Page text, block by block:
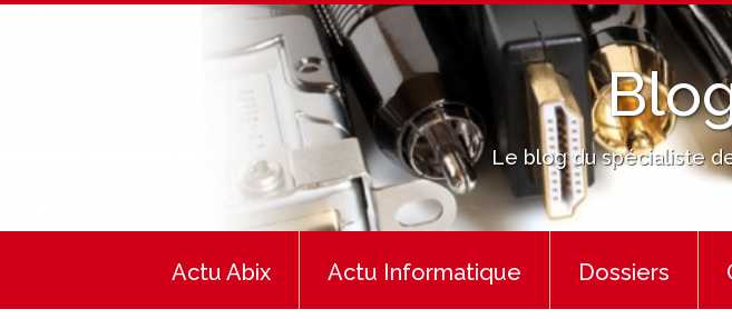
Le blog du spécialiste
Actu Abix Actu Informatique Dossiers